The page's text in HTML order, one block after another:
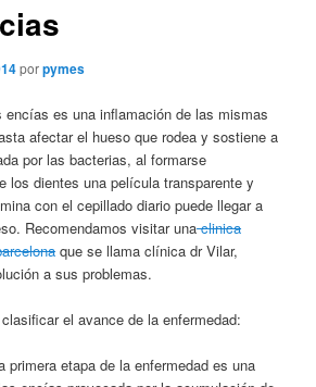
porpymes
encías es una inflamación de las mismas
afectar el hueso que rodea y sostiene a
por las bacterias, al formarse
los dientes una película transparente y
con el cepillado diario puede llegar a
Recomendamos visitar unaclinica
que se llama clínica dr Vilar,
a sus problemas.
el avance de la enfermedad:
primera etapa de la enfermedad es una